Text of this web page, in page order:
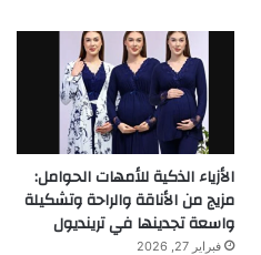
الأزياء الذكية للأمهات الحوامل:
مزيج من الأناقة والراحة وتشكيلة
واسعة تجدينها في ترينديول
فبراير 27, 2026